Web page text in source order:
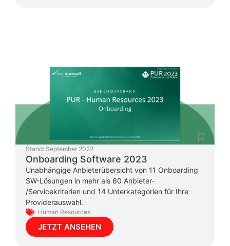
Stand: September 2022
Onboarding Software 2023
Unabhängige Anbieterübersicht von 11 Onboarding
SW-Lösungen in mehr als 60 Anbieter-
/Servicekriterien und 14 Unterkategorien für Ihre
Providerauswahl.
Human Resources
JETZT ANSEHEN